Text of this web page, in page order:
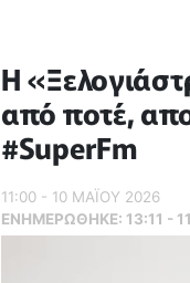
Η
από ποτέ,
#SuperFm
11:00 - 10 ΜΑΪ́ΟΥ 2026
ΕΝΗΜΕΡΏΘΗΚΕ: 13:11 -